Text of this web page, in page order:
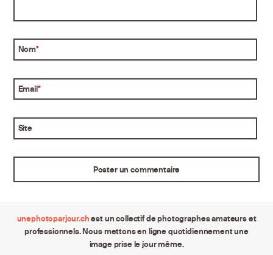
Nom*
Email*
Site
unephotoparjour.chest un collectif de photographes amateurs et
professionnels. Nous mettons en ligne quotidiennement une
image prise le jour même.